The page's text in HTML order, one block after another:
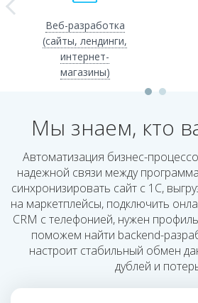
Веб-разработка
(сайты, лендинги,
интернет-
магазины)
Мы знаем, кто
Автоматизация бизнес-
надежной связи между
синхронизировать сайт с 1С,
на маркетплейсы, подключить
CRM с телефонией, нужен
поможем найти backend-
настроит стабильный обмен
дублей и